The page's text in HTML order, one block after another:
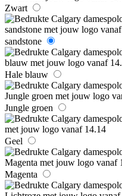
Zwart
sandstone
Hale blauw
Jungle groen
Geel
Magenta